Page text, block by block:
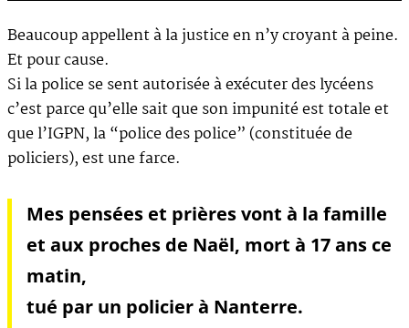
Beaucoup appellent à la justice en n’y croyant à peine.
Et pour cause.
Si la police se sent autorisée à exécuter des lycéens
c’est parce qu’elle sait que son impunité est totale et
que l’IGPN, la “police des police” (constituée de
policiers), est une farce.
Mes pensées et prières vont à la famille
et aux proches de Naël, mort à 17 ans ce
matin,
tué par un policier à Nanterre.